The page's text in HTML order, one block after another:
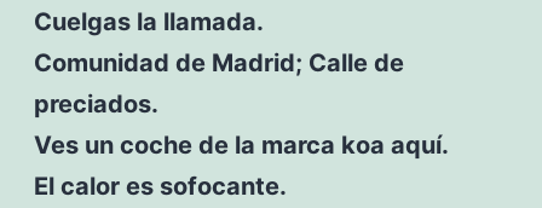
Cuelgas la llamada.
Comunidad de Madrid; Calle de
preciados.
Ves un coche de la marca koa aquí.
El calor es sofocante.